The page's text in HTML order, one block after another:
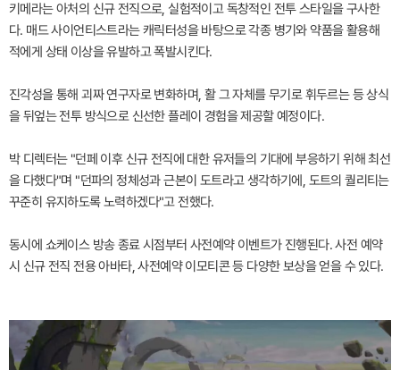
키메라는 아처의 신규 전직으로, 실험적이고 독창적인 전투 스타일을 구사한
다. 매드 사이언티스트라는 캐릭터성을 바탕으로 각종 병기와 약품을 활용해
적에게 상태 이상을 유발하고 폭발시킨다.
진각성을 통해 괴짜 연구자로 변화하며, 활 그 자체를 무기로 휘두르는 등 상식
을 뒤엎는 전투 방식으로 신선한 플레이 경험을 제공할 예정이다.
박 디렉터는 "던페 이후 신규 전직에 대한 유저들의 기대에 부응하기 위해 최선
을 다했다"며 "던파의 정체성과 근본이 도트라고 생각하기에, 도트의 퀄리티는
꾸준히 유지하도록 노력하겠다"고 전했다.
동시에 쇼케이스 방송 종료 시점부터 사전예약 이벤트가 진행된다. 사전 예약
시 신규 전직 전용 아바타, 사전예약 이모티콘 등 다양한 보상을 얻을 수 있다.